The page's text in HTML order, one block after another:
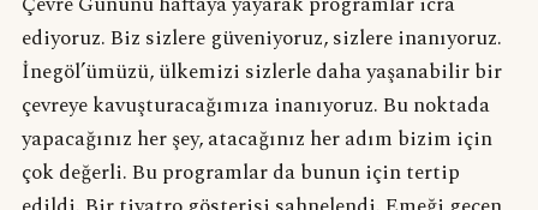
ediyoruz. Biz sizlere güveniyoruz, sizlere inanıyoruz.
İnegöl’ümüzü, ülkemizi sizlerle daha yaşanabilir bir
çevreye kavuşturacağımıza inanıyoruz. Bu noktada
yapacağınız her şey, atacağınız her adım bizim için
çok değerli. Bu programlar da bunun için tertip